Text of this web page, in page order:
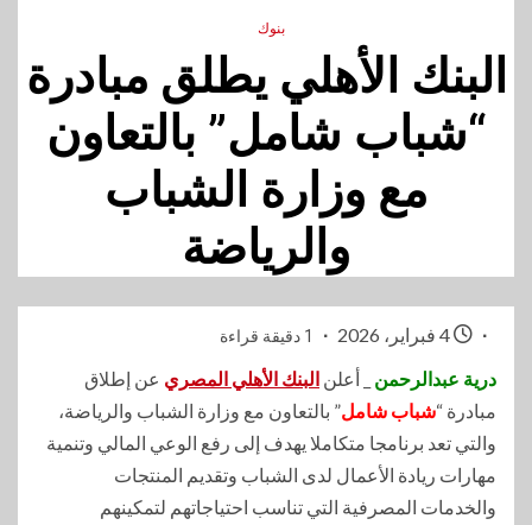
بنوك
البنك الأهلي يطلق مبادرة
“شباب شامل” بالتعاون
مع وزارة الشباب
والرياضة
1 دقيقة قراءة
درية عبدالرحمن _ أعلن البنك الأهلي المصري عن إطلاق
مبادرة “شباب شامل” بالتعاون مع وزارة الشباب والرياضة،
والتي تعد برنامجا متكاملا يهدف إلى رفع الوعي المالي وتنمية
مهارات ريادة الأعمال لدى الشباب وتقديم المنتجات
والخدمات المصرفية التي تناسب احتياجاتهم لتمكينهم